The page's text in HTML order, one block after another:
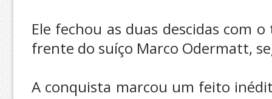
Ele fechou as duas descidas com
frente do suíço Marco Odermatt,
A conquista marcou um feito